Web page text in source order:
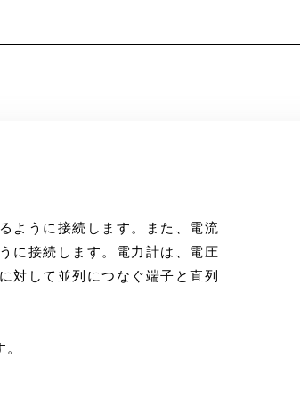
ように接続します。また、電流
に接続します。電力計は、電圧
対して並列につなぐ端子と直列